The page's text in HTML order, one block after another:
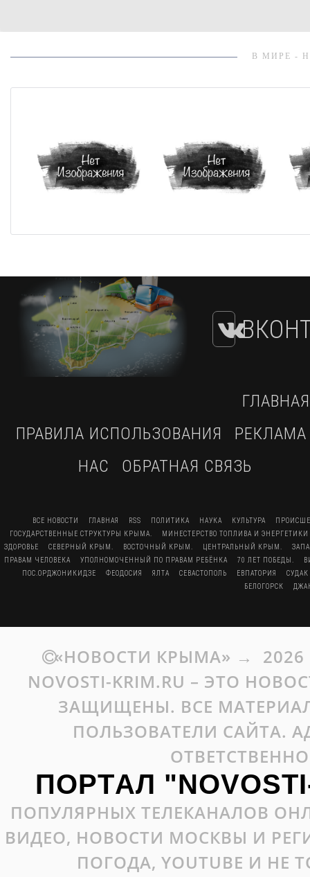
В МИРЕ -
ГЛАВНАЯ
ПРАВИЛА ИСПОЛЬЗОВАНИЯ
РЕКЛАМА
НАС
ОБРАТНАЯ СВЯЗЬ
ВСЕ НОВОСТИ ГЛАВНАЯ RSS ПОЛИТИКА НАУКА КУЛЬТУРА
ГОСУДАРСТВЕННЫЕ СТРУКТУРЫ КРЫМА.
МИНЕСТЕРСТВО ТОПЛИВА И
ЗДОРОВЬЕ
СЕВЕРНЫЙ КРЫМ. ВОСТОЧНЫЙ КРЫМ. ЦЕНТРАЛЬНЫЙ КРЫМ.
ПРАВАМ ЧЕЛОВЕКА
УПОЛНОМОЧЕННЫЙ ПО ПРАВАМ РЕБЁНКА 70 ЛЕТ ПОБЕДЫ.
ПОС.ОРДЖОНИКИДЗЕ
ФЕОДОСИЯ ЯЛТА СЕВАСТОПОЛЬ ЕВПАТОРИЯ
СУДАК
БЕЛОГОРСК
«НОВОСТИ КРЫМА» → 2026
NOVOSTI-KRIM.RU – ЭТО
ЗАЩИЩЕНЫ. ВСЕ
ПОЛЬЗОВАТЕЛИ САЙТА.
ПОРТАЛ
ПОПУЛЯРНЫХ ТЕЛЕКАНАЛОВ
ВИДЕО, НОВОСТИ МОСКВЫ И
ПОГОДА, YOUTUBE И